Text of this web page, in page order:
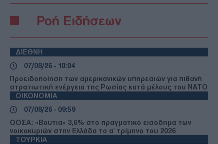
Ροή Ειδήσεων
ΔΙΕΘΝΗ
07/08/26 - 10:04
Προειδοποίηση των αμερικανικών υπηρεσιών για πιθανή
στρατιωτική ενέργεια της Ρωσίας κατά μέλους του ΝΑΤΟ
ΟΙΚΟΝΟΜΙΑ
07/08/26 - 09:59
ΟΟΣΑ: «Βουτιά» 3,6% στο πραγματικό εισόδημα των
νοικοκυριών στην Ελλάδα το α' τρίμηνο του 2026
ΤΟΥΡΚΙΑ